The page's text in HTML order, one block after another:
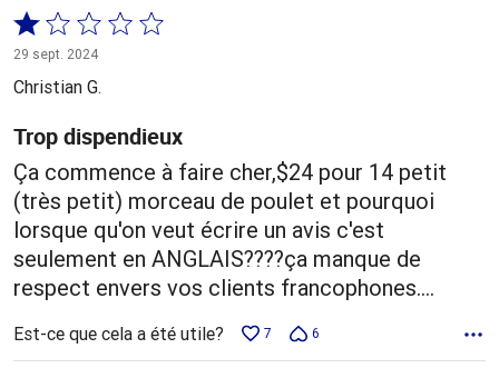
Coté
1 sur
5
29 sept. 2024
Christian G.
Trop dispendieux
Ça commence à faire cher,$24 pour 14 petit
(très petit) morceau de poulet et pourquoi
lorsque qu'on veut écrire un avis c'est
seulement en ANGLAIS????ça manque de
respect envers vos clients francophones....
Est-ce que cela a été utile? 7 6